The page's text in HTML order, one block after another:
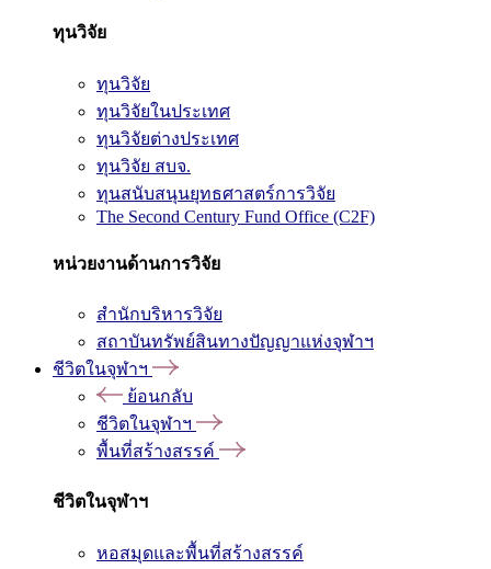
ทุนวิจัย
ทุนวิจัย
ทุนวิจัยในประเทศ
ทุนวิจัยต่างประเทศ
ทุนวิจัย สบจ.
ทุนสนับสนุนยุทธศาสตร์การวิจัย
The Second Century Fund Office (C2F)
หน่วยงานด้านการวิจัย
สำนักบริหารวิจัย
สถาบันทรัพย์สินทางปัญญาแห่งจุฬาฯ
ชีวิตในจุฬาฯ
ย้อนกลับ
ชีวิตในจุฬาฯ
พื้นที่สร้างสรรค์
ชีวิตในจุฬาฯ
หอสมุดและพื้นที่สร้างสรรค์